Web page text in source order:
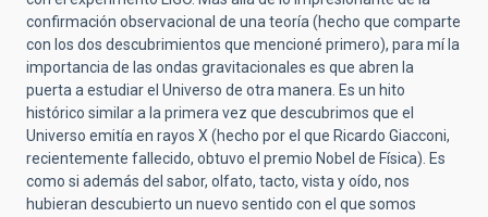
confirmación observacional de una teoría (hecho que comparte
con los dos descubrimientos que mencioné primero), para mí la
importancia de las ondas gravitacionales es que abren la
puerta a estudiar el Universo de otra manera. Es un hito
histórico similar a la primera vez que descubrimos que el
Universo emitía en rayos X (hecho por el que Ricardo Giacconi,
recientemente fallecido, obtuvo el premio Nobel de Física). Es
como si además del sabor, olfato, tacto, vista y oído, nos
hubieran descubierto un nuevo sentido con el que somos